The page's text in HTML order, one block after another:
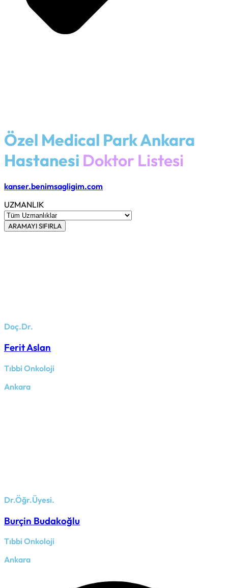
Özel Medical Park Ankara
Hastanesi Doktor Listesi
kanser.benimsagligim.com
UZMANLIK
ARAMAYI SIFIRLA
Doç.Dr.
Ferit Aslan
Tıbbi Onkoloji
Ankara
Dr.Öğr.Üyesi.
Burçin Budakoğlu
Tıbbi Onkoloji
Ankara